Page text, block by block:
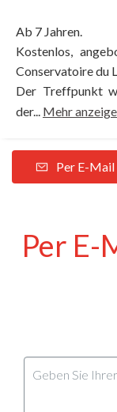
Ab 7 Jahren.
Kostenlos,
Conservatoire du
Der Treffpunkt
der... Mehr
Per E-
Per E-